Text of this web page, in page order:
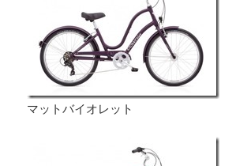
マットバイオレット